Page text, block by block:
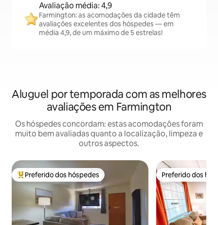
Avaliação média: 4,9
Farmington: as acomodações da cidade têm
avaliações excelentes dos hóspedes — em
média 4,9, de um máximo de 5 estrelas!
Aluguel por temporada com as melhores
avaliações em Farmington
Os hóspedes concordam: estas acomodações foram
muito bem avaliadas quanto a localização, limpeza e
outros aspectos.
Entre os melhores preferidos dos hóspedes
Preferido dos hóspedes Preferido dos
Preferido dos